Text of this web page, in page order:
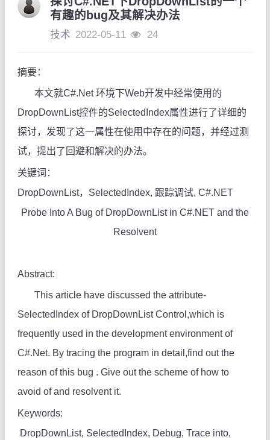
有趣的bug及其解决办法
技术 2022-05-11 24
摘要：
本文就C#.Net 环境下Web开发中经常使用的
DropDownList控件的SelectedIndex属性进行了详细的
探讨，发现了这一属性在使用中存在的问题，并经过测
试，提出了回避和解决的办法。
关键词：
DropDownList，SelectedIndex, 跟踪调试, C#.NET
Probe Into A Bug of DropDownList in C#.NET and the
Resolvent
Abstract:
This article have discussed the attribute-
SelectedIndex of DropDownList Control,which is
frequently used in the development environment of
C#.Net. By tracing the program in detail,find out the
reason of this bug . Give out the scheme of how to
avoid of and resolvent it.
Keywords:
DropDownList, SelectedIndex, Debug, Trace into,